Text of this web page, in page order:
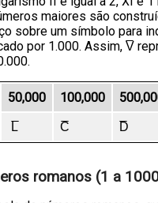
maiores são
sobre um símbolo para
por 1.000. Assim, V̅
50,000 100,000
L̅ C̅ D̅
romanos (1 a